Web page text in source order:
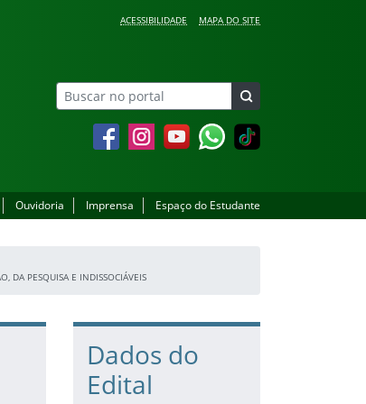
ACESSIBILIDADE MAPA DO SITE
FacebookInstagramYouTubeWhatsapp
Ouvidoria Imprensa Espaço do Estudante
DA PESQUISA E INDISSOCIÁVEIS
Dados do
Edital